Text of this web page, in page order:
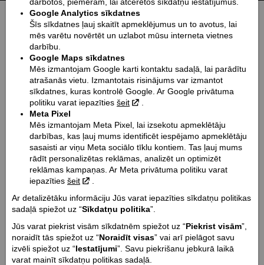
Izmēri mm (garums / bāze / augstums / platums):
2441 / 1626 / 1232 / 887
Sēdekļa augstums mm / Klīrenss mm:
686 / 125
Svars kg:
Degvielas tvertnes tilp. l:
Dzinēja tips:
Dzesēšanas tips:
Gaisa dzesēšana
Dzinēja tilpums cm³ / Vārstu skaits:
1890 / 4
Dzinēja jauda Kw @ apgr. min.:
62 @ 3300
Dzinēja griezes moments Nm:
156
Google Analytics sīkdatnes
Šīs sīkdatnes ļauj skaitīt apmeklējumus un to avotus, lai
mēs varētu novērtēt un uzlabot mūsu interneta vietnes
darbību.
Google Maps sīkdatnes
Mēs izmantojam Google karti kontaktu sadaļā, lai parādītu
atrašanās vietu. Izmantotais risinājums var izmantot
sīkdatnes, kuras kontrolē Google. Ar Google privātuma
politiku varat iepazīties šeit
Meta Pixel
Mēs izmantojam Meta Pixel, lai izsekotu apmeklētāju
darbības, kas ļauj mums identificēt iespējamo apmeklētāju
sasaisti ar viņu Meta sociālo tīklu kontiem. Tas ļauj mums
rādīt personalizētas reklāmas, analizēt un optimizēt
reklāmas kampaņas. Ar Meta privātuma politiku varat
iepazīties šeit
Ar detalizētāku informāciju Jūs varat iepazīties sīkdatņu politikas
sadaļā spiežot uz “Sīkdatņu politika”.
Jūs varat piekrist visām sīkdatnēm spiežot uz “Piekrist visām”,
noraidīt tās spiežot uz “Noraidīt visas” vai arī pielāgot savu
izvēli spiežot uz “Iestatījumi”. Savu piekrišanu jebkurā laikā
varat mainīt sīkdatņu politikas sadaļā.